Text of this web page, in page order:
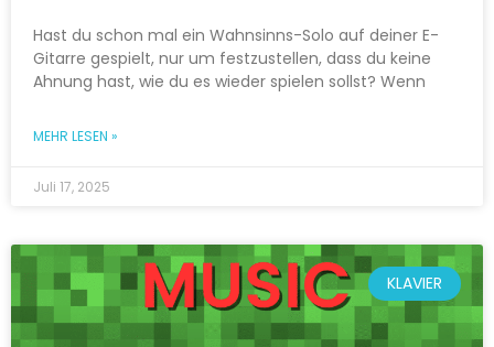
Hast du schon mal ein Wahnsinns-Solo auf deiner E-
Gitarre gespielt, nur um festzustellen, dass du keine
Ahnung hast, wie du es wieder spielen sollst? Wenn
MEHR LESEN »
Juli 17, 2025
KLAVIER